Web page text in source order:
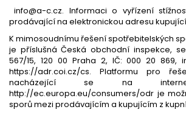
info@a-c.cz. Informaci o vyřízení
prodávající na elektronickou adresu
K mimosoudnímu řešení spotřebitelských
je příslušná Česká obchodní inspekce,
567/15, 120 00 Praha 2, IČ: 000 20 869,
https://adr.coi.cz/cs. Platformu pro
nacházející se na
http://ec.europa.eu/consumers/odr je
sporů mezi prodávajícím a kupujícím z